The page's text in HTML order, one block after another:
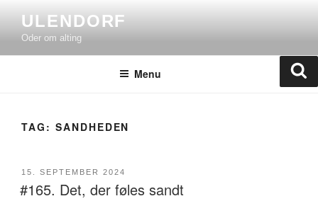
content
ULENDORF
Oder om alting
Menu
TAG: SANDHEDEN
POSTED
ON
15. SEPTEMBER 2024
#165. Det, der føles sandt